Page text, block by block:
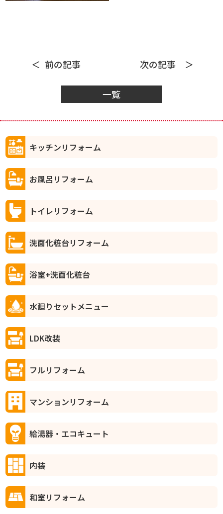
前の記事
一覧
次の記事
キッチンリフォーム
お風呂リフォーム
トイレリフォーム
洗面化粧台リフォーム
浴室+洗面化粧台
水廻りセットメニュー
LDK改装
フルリフォーム
マンションリフォーム
給湯器・エコキュート
内装
和室リフォーム